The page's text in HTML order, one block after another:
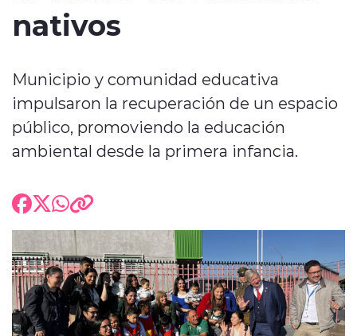
nativos
Municipio y comunidad educativa
impulsaron la recuperación de un espacio
público, promoviendo la educación
ambiental desde la primera infancia.